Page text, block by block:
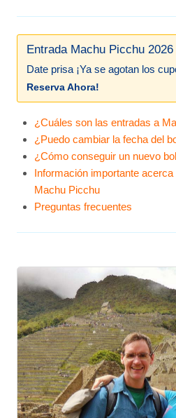
Entrada Machu Picchu 2026
Date prisa ¡Ya se agotan los
Reserva Ahora!
¿Cuáles son las entradas a
¿Puedo cambiar la fecha del
¿Cómo conseguir un nuevo
Información importante
Machu Picchu
Preguntas frecuentes